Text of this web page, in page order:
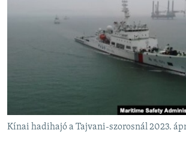
DEMOKRÁCIA
A PÉNZ NYOMÁBAN
A MÚLT TANULSÁGAI
Kínai hadihajó a Tajvani-szorosnál 2023.